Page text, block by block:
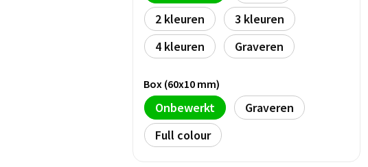
2
3
4
Graveren
Box (60x10 mm)
Onbewerkt
Graveren
Full colour